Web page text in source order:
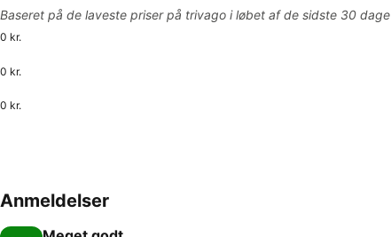
Baseret på de laveste priser på trivago i løbet af de sidste 30 dage
0 kr.
0 kr.
0 kr.
Anmeldelser